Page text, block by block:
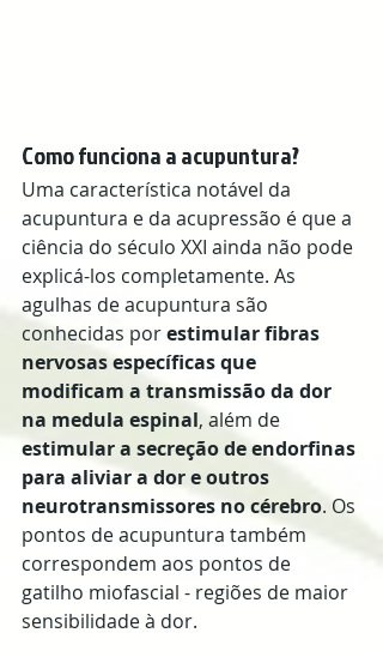
Como funciona a acupuntura?
Uma característica notável da
acupuntura e da acupressão é que a
ciência do século XXI ainda não pode
explicá-los completamente. As
agulhas de acupuntura são
conhecidas por estimular fibras
nervosas específicas que
modificam a transmissão da dor
na medula espinal, além de
estimular a secreção de endorfinas
para aliviar a dor e outros
neurotransmissores no cérebro. Os
pontos de acupuntura também
correspondem aos pontos de
gatilho miofascial - regiões de maior
sensibilidade à dor.